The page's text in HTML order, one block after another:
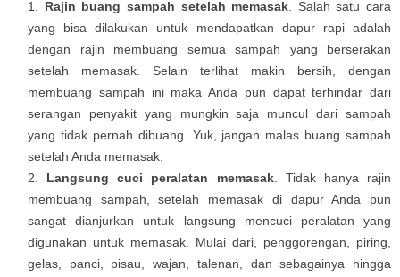
Rajin buang sampah setelah memasak . Salah satu cara
yang bisa dilakukan untuk mendapatkan dapur rapi adalah
dengan rajin membuang semua sampah yang berserakan
setelah memasak. Selain terlihat makin bersih, dengan
membuang sampah ini maka Anda pun dapat terhindar dari
serangan penyakit yang mungkin saja muncul dari sampah
yang tidak pernah dibuang. Yuk, jangan malas buang sampah
setelah Anda memasak.
Langsung cuci peralatan memasak. Tidak hanya rajin
membuang sampah, setelah memasak di dapur Anda pun
sangat dianjurkan untuk langsung mencuci peralatan yang
digunakan untuk memasak. Mulai dari, penggorengan, piring,
gelas, panci, pisau, wajan, talenan, dan sebagainya hingga